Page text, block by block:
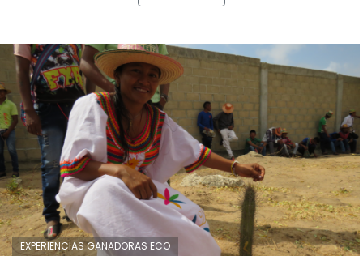
EXPERIENCIAS GANADORAS ECO